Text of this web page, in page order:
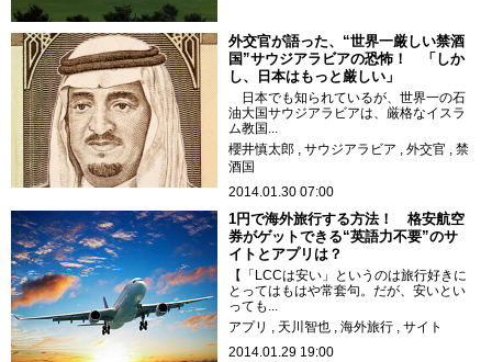
外交官が語った、“世界一厳しい禁酒
国”サウジアラビアの恐怖！ 「しか
し、日本はもっと厳しい」
日本でも知られているが、世界一の石
油大国サウジアラビアは、厳格なイスラ
ム教国...
櫻井慎太郎
サウジアラビア 外交官
禁
酒国
2014.01.30 07:00
1円で海外旅行する方法！ 格安航空
券がゲットできる“英語力不要”のサ
イトとアプリは？
【「LCCは安い」というのは旅行好きに
とってはもはや常套句。だが、安いとい
っても...
アプリ
天川智也 海外旅行
サイト
2014.01.29 19:00